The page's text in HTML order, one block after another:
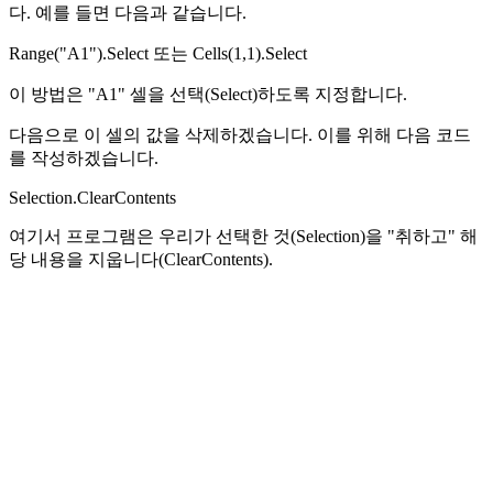
다. 예를 들면 다음과 같습니다.
Range("A1").Select 또는 Cells(1,1).Select
이 방법은 "A1" 셀을 선택(Select)하도록 지정합니다.
다음으로 이 셀의 값을 삭제하겠습니다. 이를 위해 다음 코드
를 작성하겠습니다.
Selection.ClearContents
여기서 프로그램은 우리가 선택한 것(Selection)을 "취하고" 해
당 내용을 지웁니다(ClearContents).